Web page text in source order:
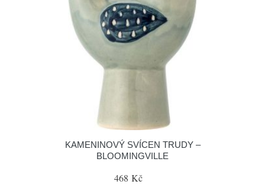
KAMENINOVÝ SVÍCEN TRUDY –
BLOOMINGVILLE
468 Kč